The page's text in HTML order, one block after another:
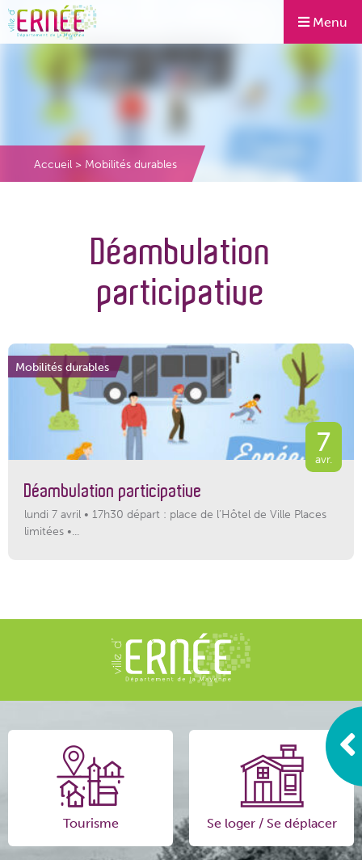
Menu
Accueil > Mobilités durables
Déambulation
participative
Mobilités durables
7
avr.
Déambulation participative
lundi 7 avril • 17h30 départ : place de l’Hôtel de Ville Places
limitées •...
Tourisme Se loger / Se déplacer